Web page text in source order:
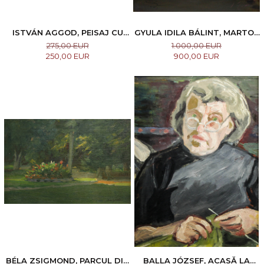
ISTVÁN AGGOD, PEISAJ CU
DEALURI
275,00 EUR
250,00 EUR
GYULA IDILA BÁLINT, MARTOR
INVOLUNTAR, 1925
1.000,00 EUR
900,00 EUR
BÉLA ZSIGMOND, PARCUL DIN BALLA JÓZSEF, ACASĂ LA